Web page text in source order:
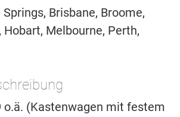
Brisbane, Broome,
Hobart, Melbourne, Perth,
o.ä. (Kastenwagen mit festem